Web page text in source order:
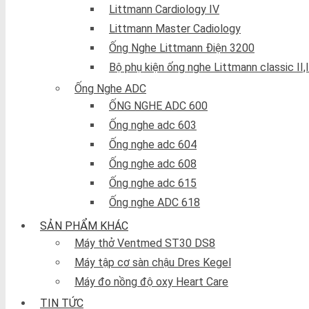
Littmann Cardiology IV
Littmann Master Cadiology
Ống Nghe Littmann Điện 3200
Bộ phụ kiện ống nghe Littmann classic
Ống Nghe ADC
ỐNG NGHE ADC 600
Ống nghe adc 603
Ống nghe adc 604
Ống nghe adc 608
Ống nghe adc 615
Ống nghe ADC 618
SẢN PHẨM KHÁC
Máy thở Ventmed ST30 DS8
Máy tập cơ sàn chậu Dres Kegel
Máy đo nồng độ oxy Heart Care
TIN TỨC